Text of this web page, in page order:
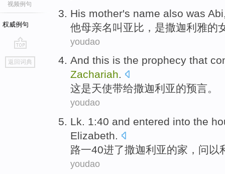
视频例句
权威例句
go
top
返回词典
His mother's name also was Abi
他母亲名叫 亚比， 是撒迦利 雅的
youdao
And this is the prophecy that
Zachariah.
这是天使带给撒迦利亚的预言。
youdao
Lk. 1:40 and entered into the
Elizabeth.
路一40进了撒迦利亚的家 ，问 以
youdao